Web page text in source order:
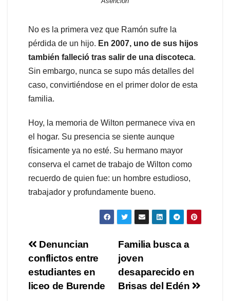
No es la primera vez que Ramón sufre la
pérdida de un hijo. En 2007, uno de sus hijos
también falleció tras salir de una discoteca.
Sin embargo, nunca se supo más detalles del
caso, convirtiéndose en el primer dolor de esta
familia.
Hoy, la memoria de Wilton permanece viva en
el hogar. Su presencia se siente aunque
físicamente ya no esté. Su hermano mayor
conserva el carnet de trabajo de Wilton como
recuerdo de quien fue: un hombre estudioso,
trabajador y profundamente bueno.
Navegación
de
entradas
Familia busca a
joven
desaparecido en
Brisas del Edén
Denuncian
conflictos entre
estudiantes en
liceo de Burende